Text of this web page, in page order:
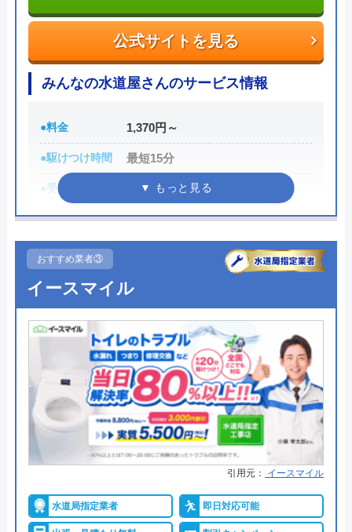
トラブルの原因や作業例などが分かりやすく記載さ
れており、依頼の際も安心できますね。候補のひと
つにしてみてください。
伝えると作業料金が2,000円割引になるWEB割があ
りますので、相談する際は必ず電話で相談し、その
際には必ず「サイトを見た」と伝えましょう。
公式サイトを見る
0120-221-611
受付時間 24時間 年中無休
ハウスラボホームの基本情報
運営会社 株式会社ハウスラボ
代表者 勝島崇裕
創業・設立 2024年11月設立
所在地
〒113-0033
対応エリア 全国33拠点
公式サイトを見る
みんなの水道屋さんのサービス情報
●料金 1,370円～
●駆けつけ時間 最短15分
●受付時間 24時間
●定休日 年中無休
●累計実績
数多くの病院メンテナンスに関わ
みんなの水道屋さんがおすすめの理由
みんなの水道屋さんは、基本料金1,370円から水道修
理を行っている水道局指定業者です。年中無休で受
け付けしており、最短15分で駆けつけてくれます。
病院メンテナンスにも携わっており、専門知識や技
術への信頼性が高いです。
事前見積もりを徹底しており、金額に納得してから
おすすめ業者③
イースマイル
引用元： イースマイル
水道局指定業者 即日対応可能